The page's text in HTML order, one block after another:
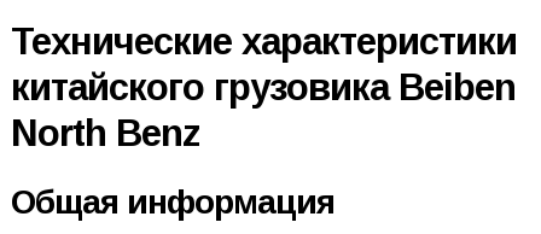
Технические характеристики
китайского грузовика Beiben
North Benz
Общая информация